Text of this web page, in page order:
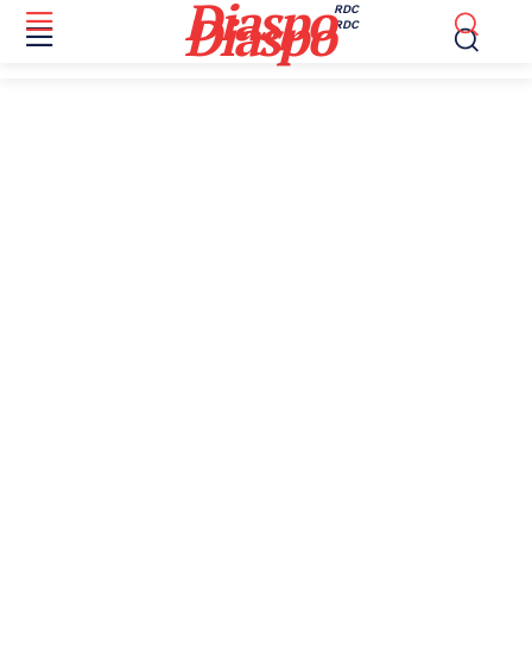
Diaspo RDC
DiaspoRDC